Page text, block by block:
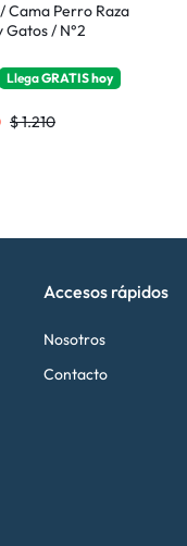
Cama Perro Raza
Gatos / N°2
LlegaGRATIShoy
$1.210
Accesos rápidos
Nosotros
Contacto